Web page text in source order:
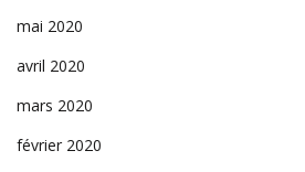
mai 2020
avril 2020
mars 2020
février 2020